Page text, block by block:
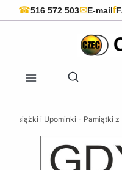
☎516 572 503✉E-mailf
Otwórz
Książki i Upominki - Pamiątki z